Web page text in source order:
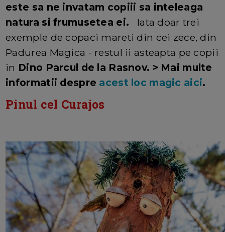
este sa ne invatam copiii sa inteleaga
natura si frumusetea ei. Iata doar trei
exemple de copaci mareti din cei zece, din
Padurea Magica - restul ii asteapta pe copii
in Dino Parcul de la Rasnov. > Mai multe
informatii despre acest loc magic aici.
Pinul cel Curajos